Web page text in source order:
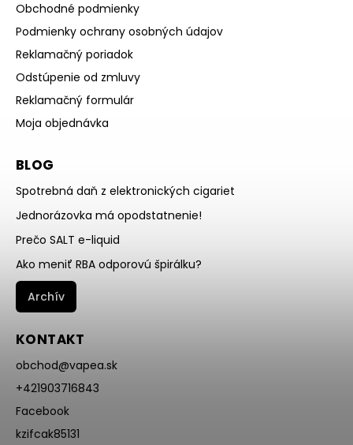
Obchodné podmienky
Podmienky ochrany osobných údajov
Reklamačný poriadok
Odstúpenie od zmluvy
Reklamačný formulár
Moja objednávka
BLOG
Spotrebná daň z elektronických cigariet
Jednorázovka má opodstatnenie!
Prečo SALT e-liquid
Ako meniť RBA odporovú špirálku?
Archív
KONTAKT
obchod@vapea.sk
+421903716843
Facebook
kzifcak85131